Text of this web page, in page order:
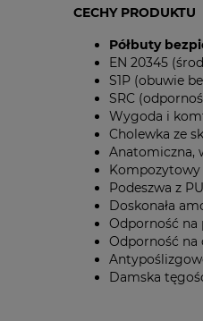
CECHY PRODUKTU
Półbuty
EN 20345
S1P (obuwie
SRC
Wygoda i
Cholewka ze
Anatomiczna,
Kompozytowy
Podeszwa z
Doskonała
Odporność na
Odporność na
Damska